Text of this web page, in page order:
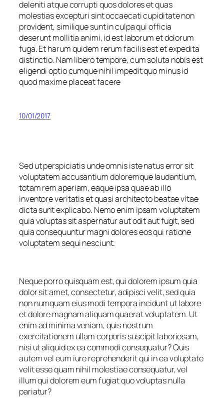
deleniti atque corrupti quos dolores et quas
molestias excepturi sint occaecati cupiditate non
provident, similique sunt in culpa qui officia
deserunt mollitia animi, id est laborum et dolorum
fuga. Et harum quidem rerum facilis est et expedita
distinctio. Nam libero tempore, cum soluta nobis est
eligendi optio cumque nihil impedit quo minus id
quod maxime placeat facere
10/01/2017
Sed ut perspiciatis unde omnis iste natus error sit
voluptatem accusantium doloremque laudantium,
totam rem aperiam, eaque ipsa quae ab illo
inventore veritatis et quasi architecto beatae vitae
dicta sunt explicabo. Nemo enim ipsam voluptatem
quia voluptas sit aspernatur aut odit aut fugit, sed
quia consequuntur magni dolores eos qui ratione
voluptatem sequi nesciunt.
Neque porro quisquam est, qui dolorem ipsum quia
dolor sit amet, consectetur, adipisci velit, sed quia
non numquam eius modi tempora incidunt ut labore
et dolore magnam aliquam quaerat voluptatem. Ut
enim ad minima veniam, quis nostrum
exercitationem ullam corporis suscipit laboriosam,
nisi ut aliquid ex ea commodi consequatur? Quis
autem vel eum iure reprehenderit qui in ea voluptate
velit esse quam nihil molestiae consequatur, vel
illum qui dolorem eum fugiat quo voluptas nulla
pariatur?